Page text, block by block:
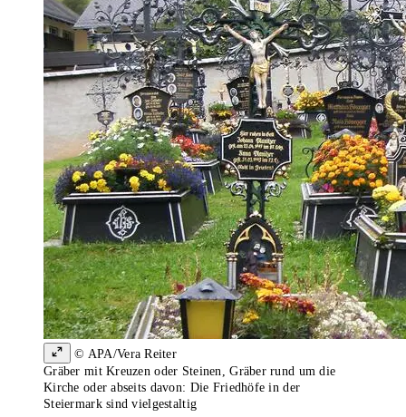
© APA/Vera Reiter
Gräber mit Kreuzen oder Steinen, Gräber rund um die
Kirche oder abseits davon: Die Friedhöfe in der
Steiermark sind vielgestaltig